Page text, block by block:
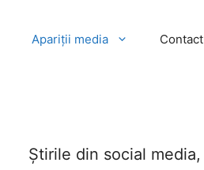
Apariții media Contact
Știrile din social media,